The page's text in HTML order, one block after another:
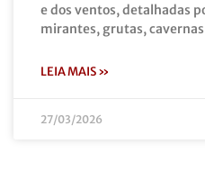
e dos ventos, detalhadas
mirantes, grutas,
LEIA MAIS »
27/03/2026